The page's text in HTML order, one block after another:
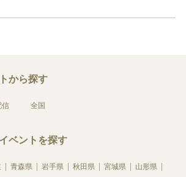
から探す
信 全国
ベントを探す
青森県 岩手県 秋田県 宮城県
山形県